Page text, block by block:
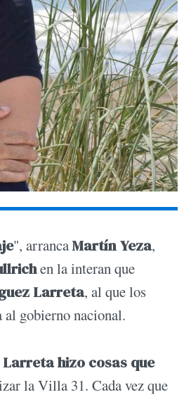
", arrancaMartín Yeza,
en la interan que
Larreta, al que los
al gobierno nacional.
hizo cosas que
la Villa 31. Cada vez que